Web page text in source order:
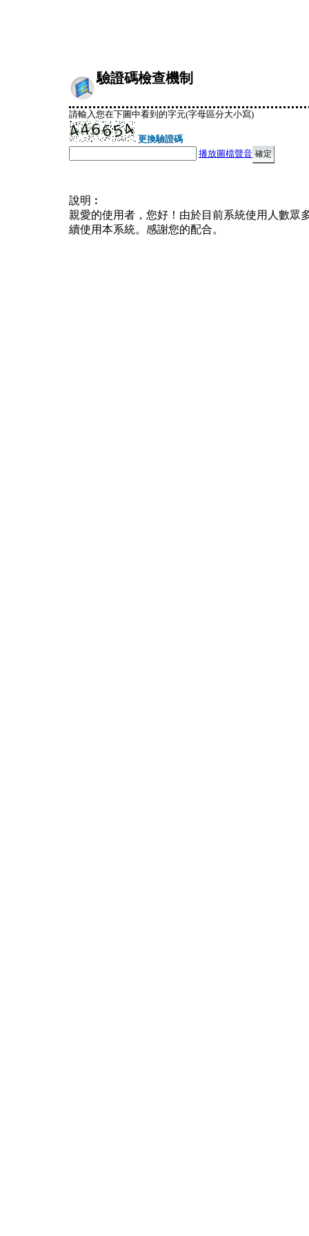
驗證碼檢查機制
請輸入您在下圖中看到的字元(字母區分大小寫)
更換驗證碼
播放圖檔聲音
說明︰
親愛的使用者，您好！由於目前系統使用人數眾
續使用本系統。感謝您的配合。